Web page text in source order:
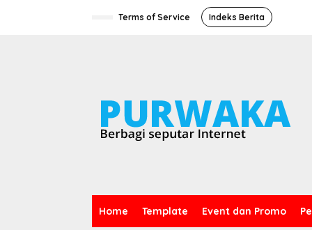
Terms of Service Indeks Berita
Home Template Event dan Promo